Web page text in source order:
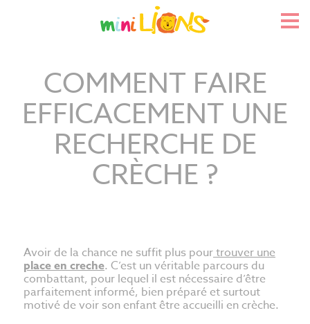
COMMENT FAIRE
EFFICACEMENT UNE
RECHERCHE DE
CRÈCHE ?
Avoir de la chance ne suffit plus pourtrouver une
place en creche. C’est un véritable parcours du
combattant, pour lequel il est nécessaire d’être
parfaitement informé, bien préparé et surtout
motivé de voir son enfant être accueilli en crèche.